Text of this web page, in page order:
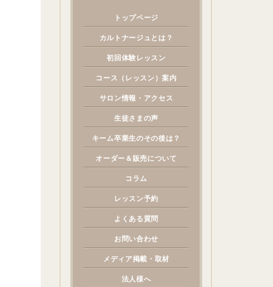
トップページ
カルトナージュとは？
初回体験レッスン
コース（レッスン）案内
サロン情報・アクセス
生徒さまの声
キーム卒業生のその後は？
オーダー＆販売について
コラム
レッスン予約
よくある質問
お問い合わせ
メディア掲載・取材
法人様へ